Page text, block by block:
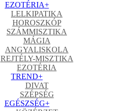
EZOTÉRIA+
LELKIPATIKA
HOROSZKÓP
SZÁMMISZTIKA
MÁGIA
ANGYALISKOLA
REJTÉLY-MISZTIKA
EZOTÉRIA
TREND+
DIVAT
SZÉPSÉG
EGÉSZSÉG+